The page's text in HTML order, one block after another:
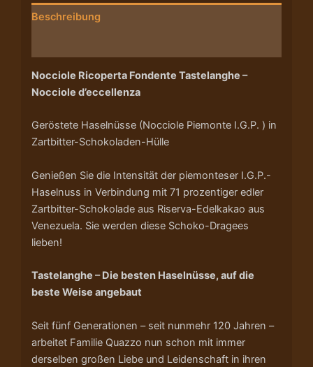
Beschreibung
Nocciole Ricoperta Fondente Tastelanghe –
Nocciole d’eccellenza
Geröstete Haselnüsse (Nocciole Piemonte I.G.P. ) in
Zartbitter-Schokoladen-Hülle
Genießen Sie die Intensität der piemonteser I.G.P.-
Haselnuss in Verbindung mit 71 prozentiger edler
Zartbitter-Schokolade aus Riserva-Edelkakao aus
Venezuela. Sie werden diese Schoko-Dragees
lieben!
Tastelanghe – Die besten Haselnüsse, auf die
beste Weise angebaut
Seit fünf Generationen – seit nunmehr 120 Jahren –
arbeitet Familie Quazzo nun schon mit immer
derselben großen Liebe und Leidenschaft in ihren